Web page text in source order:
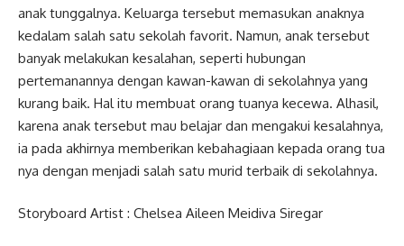
anak tunggalnya. Keluarga tersebut memasukan anaknya
kedalam salah satu sekolah favorit. Namun, anak tersebut
banyak melakukan kesalahan, seperti hubungan
pertemanannya dengan kawan-kawan di sekolahnya yang
kurang baik. Hal itu membuat orang tuanya kecewa. Alhasil,
karena anak tersebut mau belajar dan mengakui kesalahnya,
ia pada akhirnya memberikan kebahagiaan kepada orang tua
nya dengan menjadi salah satu murid terbaik di sekolahnya.
Storyboard Artist : Chelsea Aileen Meidiva Siregar